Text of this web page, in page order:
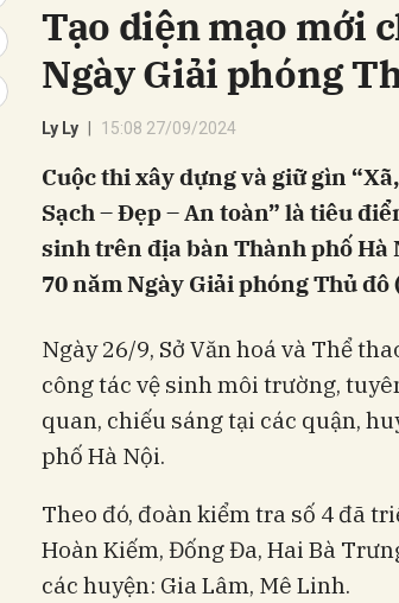
Tạo diện mạo mới
Ngày Giải phóng
Ly Ly 15:08 27/09/2024
Cuộc thi xây dựng và giữ gìn
Sạch – Đẹp – An toàn” là tiêu
sinh trên địa bàn Thành phố Hà
70 năm Ngày Giải phóng Thủ
Ngày 26/9, Sở Văn hoá và Thể
công tác vệ sinh môi trường,
quan, chiếu sáng tại các quận,
phố Hà Nội.
Theo đó, đoàn kiểm tra số 4 đã
Hoàn Kiếm, Đống Đa, Hai Bà
các huyện: Gia Lâm, Mê Linh.